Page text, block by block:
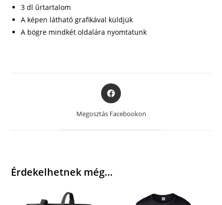
3 dl űrtartalom
A képen látható grafikával küldjük
A bögre mindkét oldalára nyomtatunk
Opens
in
a
new
Megosztás Facebookon
Érdekelhetnek még…